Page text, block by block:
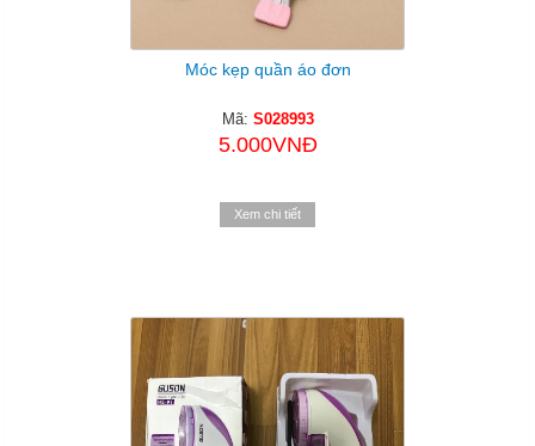
Móc kẹp quần áo đơn
Mã: S028993
5.000VNĐ
Xem chi tiết